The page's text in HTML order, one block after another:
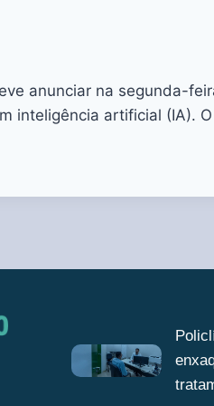
anunciar na segunda-
inteligência artificial (IA). O